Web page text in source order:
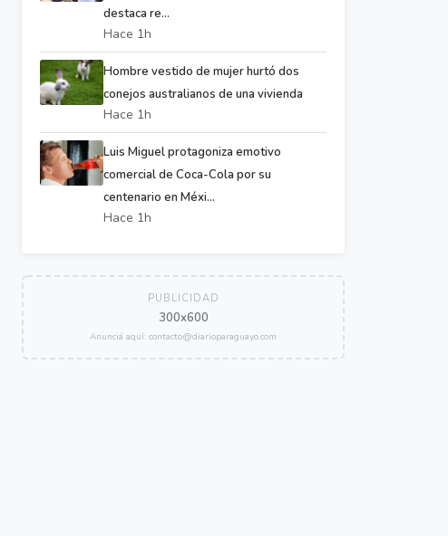
destaca re...
Hace 1h
Hombre vestido de mujer hurtó dos
conejos australianos de una vivienda
Hace 1h
Luis Miguel protagoniza emotivo
comercial de Coca-Cola por su
centenario en Méxi...
Hace 1h
PUBLICIDAD
300x600
Anunciá aquí: contacto@diarioparaguayo.com